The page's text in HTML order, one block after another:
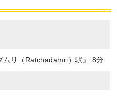
ムリ（Ratchadamri）駅』 8分